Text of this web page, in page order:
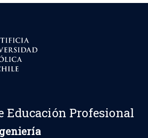
Educación Profesional